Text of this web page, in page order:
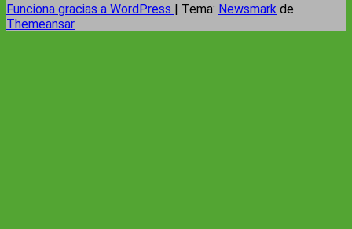
Funciona gracias a WordPress | Tema: Newsmark de
Themeansar